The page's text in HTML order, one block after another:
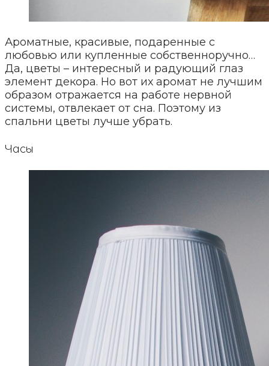
Ароматные, красивые, подаренные с
любовью или купленные собственноручно…
Да, цветы – интересный и радующий глаз
элемент декора. Но вот их аромат не лучшим
образом отражается на работе нервной
системы, отвлекает от сна. Поэтому из
спальни цветы лучше убрать.
Часы